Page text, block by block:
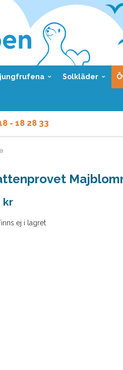
Solkläder
- 18 28 33
före kl 9 vardagar.
före kl 9 vardagar.
kr
ej i lagret